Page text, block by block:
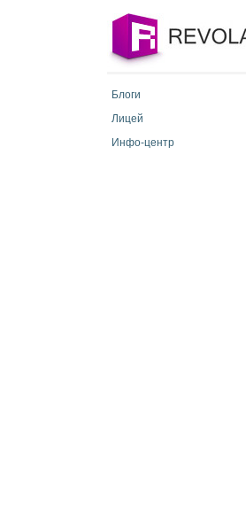
Блоги
Лицей
Инфо-центр